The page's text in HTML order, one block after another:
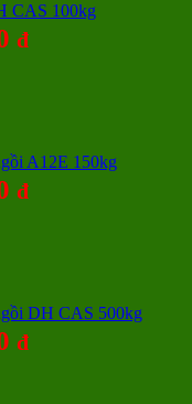
CAS 100kg
đ
A12E 150kg
đ
DH CAS 500kg
đ